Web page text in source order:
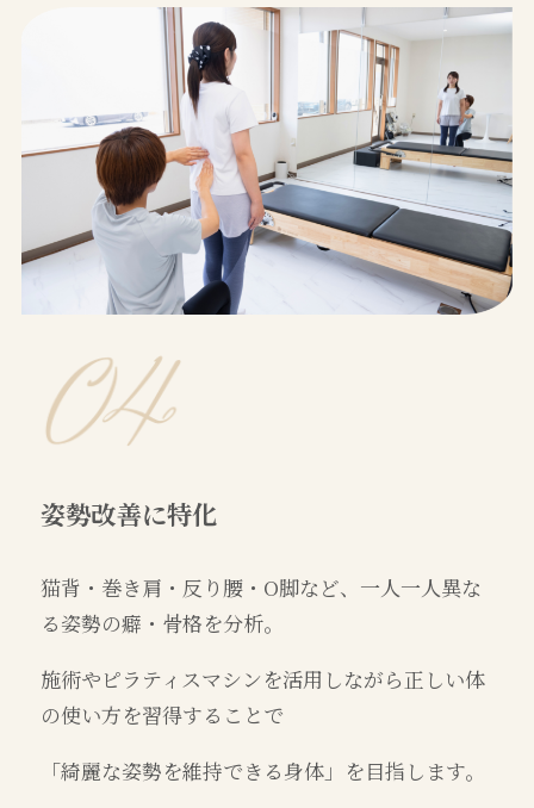
姿勢改善に特化
猫背・巻き肩・反り腰・O脚など、一人一人異な
る姿勢の癖・骨格を分析。
施術やピラティスマシンを活用しながら正しい体
の使い方を習得することで
「綺麗な姿勢を維持できる身体」を目指します。